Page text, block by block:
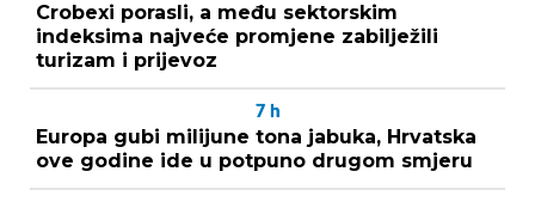
Crobexi porasli, a među sektorskim
indeksima najveće promjene zabilježili
turizam i prijevoz
7 h
Europa gubi milijune tona jabuka, Hrvatska
ove godine ide u potpuno drugom smjeru